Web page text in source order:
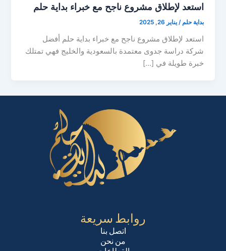
استعد لإطلاق مشروع ناجح مع خبراء بداية حلم
بداية حلم/يناير 26, 2025
استعد لإطلاق مشروع ناجح مع خبراء بداية حلم أفضل
شركة دراسة جدوى معتمدة بالسعودية والخليج فهي تمتلك
خبرة طويلة في […]
روابط سريعة
اتصل بنا
من نحن